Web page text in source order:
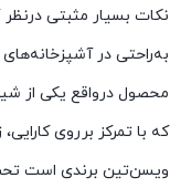
نکات بسیار مثبتی
به‌راحتی در
محصول درواقع یکی از
که با تمرکز برروی
ویسن‌تین برندی است